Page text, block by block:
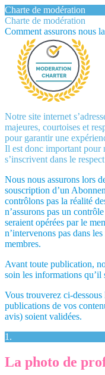
Charte de modération
Charte de modération
Comment assurons nous
Notre site internet
majeures, courtoises et
pour garantir une
Il est donc important pour
s’inscrivent dans le
Nous nous assurons lors
souscription d’un
contrôlons pas la réalité
n’assurons pas un
seraient opérées par le
n’intervenons pas dans
membres.
Avant toute publication,
soin les informations qu’il
Vous trouverez ci-
publications de vos
avis) soient validées.
1.
La photo de